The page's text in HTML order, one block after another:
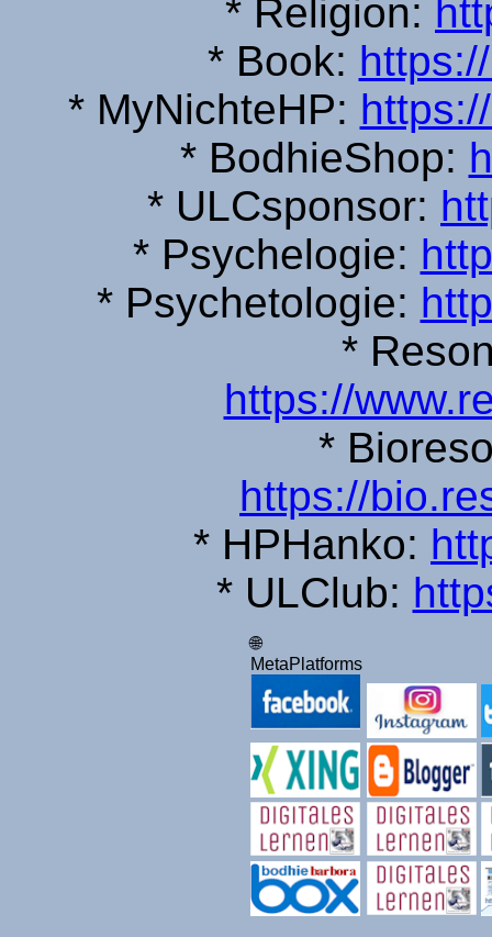
* Religion:
* Book:
* MyNichteHP:
* BodhieShop:
* ULCsponsor:
* Psychelogie:
* Psychetologie:
*
https://
*
https://
* HPHanko:
* ULClub:
🌐
MetaPlatforms